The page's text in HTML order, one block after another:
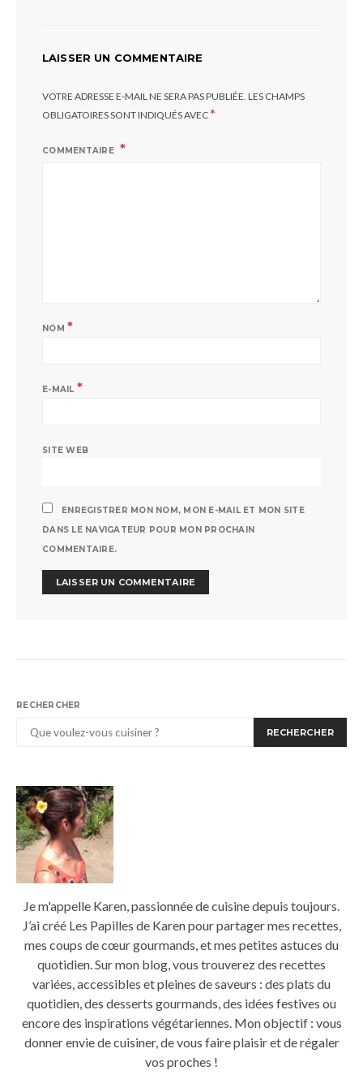
LAISSER UN COMMENTAIRE
VOTRE ADRESSE E-MAIL NE SERA PAS PUBLIÉE. LES CHAMPS
OBLIGATOIRES SONT INDIQUÉS AVEC*
COMMENTAIRE
NOM *
E-MAIL *
SITE WEB
ENREGISTRER MON NOM, MON E-MAIL ET MON SITE
DANS LE NAVIGATEUR POUR MON PROCHAIN
COMMENTAIRE.
RECHERCHER
RECHERCHER
Je m'appelle Karen, passionnée de cuisine depuis toujours.
J’ai créé Les Papilles de Karen pour partager mes recettes,
mes coups de cœur gourmands, et mes petites astuces du
quotidien. Sur mon blog, vous trouverez des recettes
variées, accessibles et pleines de saveurs : des plats du
quotidien, des desserts gourmands, des idées festives ou
encore des inspirations végétariennes. Mon objectif : vous
donner envie de cuisiner, de vous faire plaisir et de régaler
vos proches !